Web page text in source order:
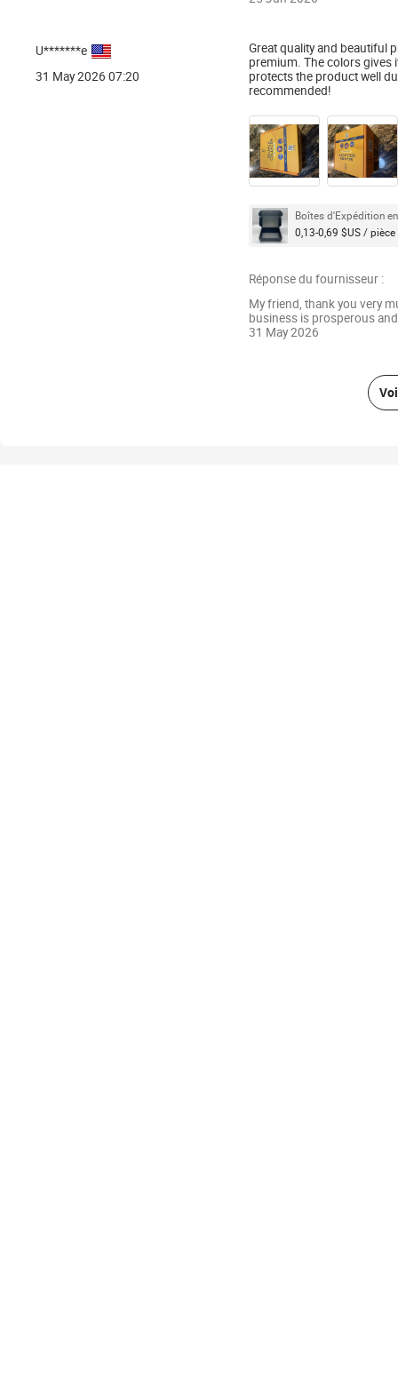
U*******e
31 May 2026 07:20
Great quality and beautiful
premium. The colors gives
protects the product well
recommended!
Boîtes d'Expédition
0,13-0,69 $US / pièce
Réponse du fournisseur :
My friend, thank you very
business is prosperous
31 May 2026